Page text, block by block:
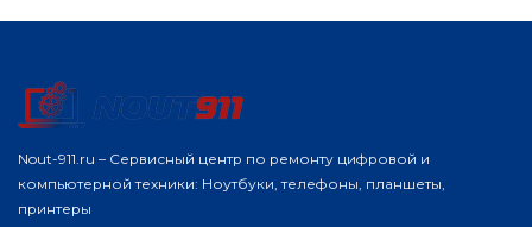
Nout-911.ru – Сервисный центр по ремонту цифровой и
компьютерной техники: Ноутбуки, телефоны, планшеты,
принтеры